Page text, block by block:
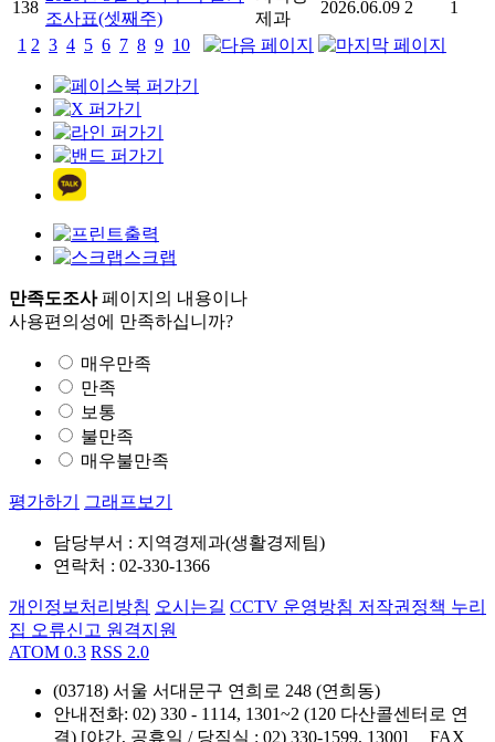
138
조사표(셋째주)
제과
2026.06.09 2
1
1 2 3 4 5 6 7 8 9 10
출력
스크랩
만족도조사페이지의 내용이나
사용편의성에 만족하십니까?
매우만족
만족
보통
불만족
매우불만족
평가하기 그래프보기
담당부서 : 지역경제과(생활경제팀)
연락처 : 02-330-1366
개인정보처리방침 오시는길 CCTV 운영방침 저작권정책 누리
집 오류신고 원격지원
ATOM 0.3 RSS 2.0
(03718) 서울 서대문구 연희로 248 (연희동)
안내전화: 02) 330 - 1114, 1301~2 (120 다산콜센터로 연
결) [야간, 공휴일 / 당직실 : 02) 330-1599, 1300] FAX